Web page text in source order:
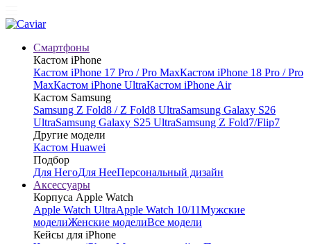
Смартфоны
Кастом iPhone
Кастом iPhone 17 Pro / Pro MaxКастом iPhone 18 Pro / Pro
MaxКастом iPhone UltraКастом iPhone Air
Кастом Samsung
Samsung Z Fold8 / Z Fold8 UltraSamsung Galaxy S26
UltraSamsung Galaxy S25 UltraSamsung Z Fold7/Flip7
Другие модели
Кастом Huawei
Подбор
Для НегоДля НееПерсональный дизайн
Аксессуары
Корпуса Apple Watch
Apple Watch UltraApple Watch 10/11Мужские
моделиЖенские моделиВсе модели
Кейсы для iPhone